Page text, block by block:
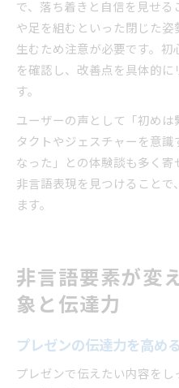
で、落ち着きと自信を見せる
や足を組むといった閉じた
生むため注意が必要です。初
を確認し、改善点を具体的
す。
ユーザーの声として「初め
タクトやジェスチャーを意識
なった」との体験談も多く
非言語表現を見つけることで
ます。
非言語要素が変
象と伝達力
プレゼンの伝達力を高め
プレゼンで伝えたい内容を